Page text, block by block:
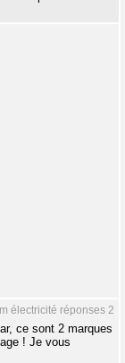
électricité réponses 2
ce sont 2 marques
! Je vous